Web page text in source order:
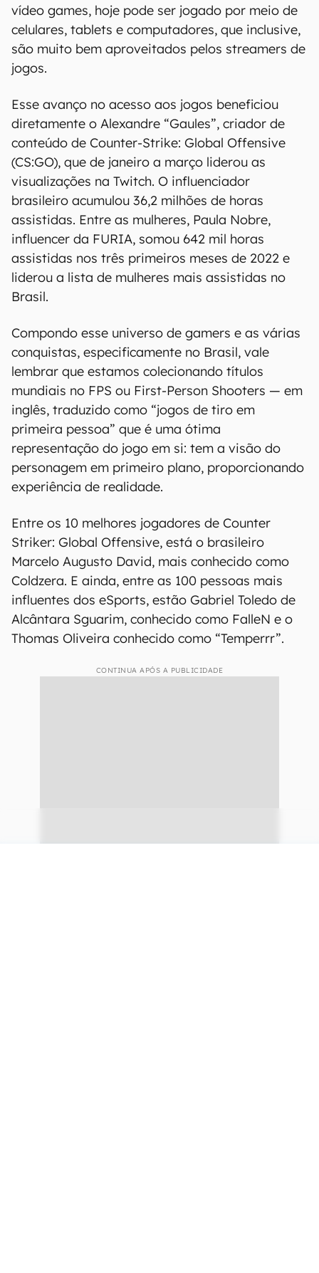
vídeo games, hoje pode ser jogado por meio de
celulares, tablets e computadores, que inclusive,
são muito bem aproveitados pelos streamers de
jogos.
Esse avanço no acesso aos jogos beneficiou
diretamente o Alexandre “Gaules”, criador de
conteúdo de Counter-Strike: Global Offensive
(CS:GO), que de janeiro a março liderou as
visualizações na Twitch. O influenciador
brasileiro acumulou 36,2 milhões de horas
assistidas. Entre as mulheres, Paula Nobre,
influencer da FURIA, somou 642 mil horas
assistidas nos três primeiros meses de 2022 e
liderou a lista de mulheres mais assistidas no
Brasil.
Compondo esse universo de gamers e as várias
conquistas, especificamente no Brasil, vale
lembrar que estamos colecionando títulos
mundiais no FPS ou First-Person Shooters — em
inglês, traduzido como “jogos de tiro em
primeira pessoa” que é uma ótima
representação do jogo em si: tem a visão do
personagem em primeiro plano, proporcionando
experiência de realidade.
Entre os 10 melhores jogadores de Counter
Striker: Global Offensive, está o brasileiro
Marcelo Augusto David, mais conhecido como
Coldzera. E ainda, entre as 100 pessoas mais
influentes dos eSports, estão Gabriel Toledo de
Alcântara Sguarim, conhecido como FalleN e o
Thomas Oliveira conhecido como “Temperrr”.
CONTINUA APÓS A PUBLICIDADE